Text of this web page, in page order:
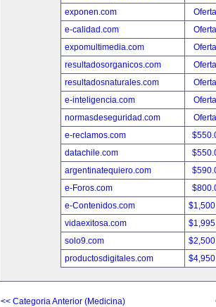
exponen.com
e-calidad.com
expomultimedia.com
resultadosorganicos.com
resultadosnaturales.com
e-inteligencia.com
normasdeseguridad.com
e-reclamos.com
datachile.com
argentinatequiero.com
e-Foros.com
e-Contenidos.com
vidaexitosa.com
solo9.com
productosdigitales.com
<< Categoria Anterior (Medicina)